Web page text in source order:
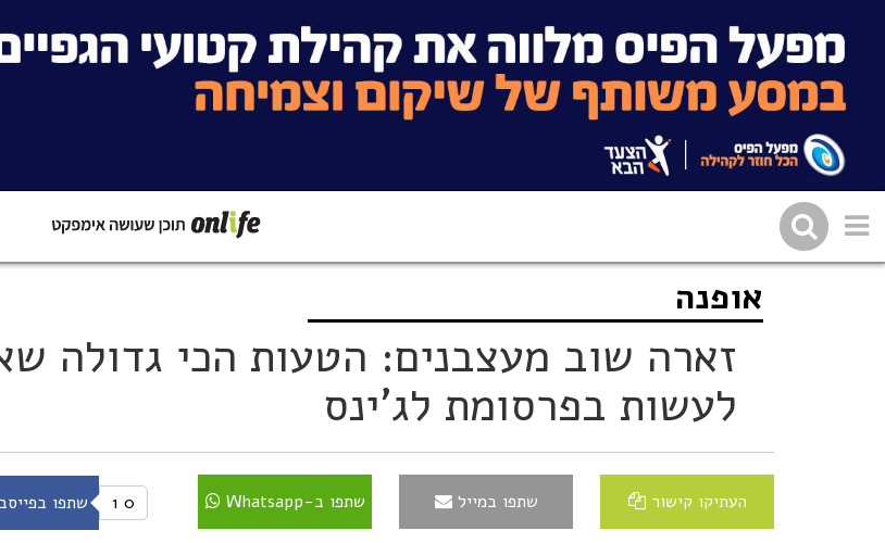
שתפו בפייסבוק
אופנה
זארה שוב מעצבנים: הטעות הכי גדולה
לעשות בפרסומת לג'ינס
העתיקו קישור שתפו במייל שתפו ב-Whatsapp 0 שתפו